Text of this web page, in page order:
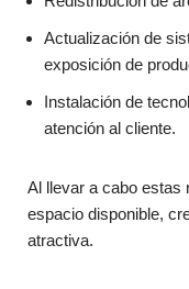
Actualización de
exposición de
Instalación de
atención al cliente.
Al llevar a cabo estas
espacio disponible,
atractiva.